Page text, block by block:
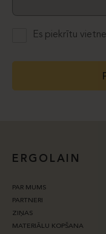
Es piekrītu
ERGOLAIN
PAR MUMS
PARTNERI
ZIŅAS
MATERIĀLU KOPŠANA